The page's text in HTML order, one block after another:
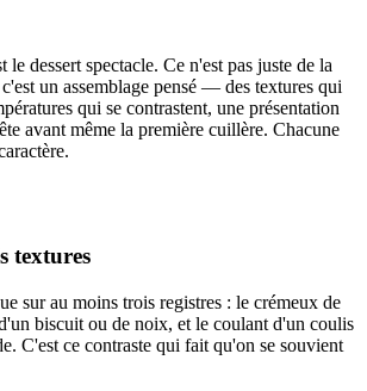
le dessert spectacle. Ce n'est pas juste de la
un assemblage pensé — des textures qui
qui se contrastent, une présentation
avant même la première cuillère. Chacune
textures
sur au moins trois registres : le crémeux de
biscuit ou de noix, et le coulant d'un coulis
C'est ce contraste qui fait qu'on se souvient